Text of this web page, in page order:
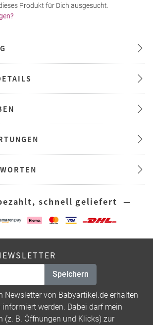
Produkt für Dich ausgesucht.
schnell geliefert —
Speichern
Newsletter von Babyartikel.de erhalten
werden. Dabei darf mein
(z. B. Öffnungen und Klicks) zur